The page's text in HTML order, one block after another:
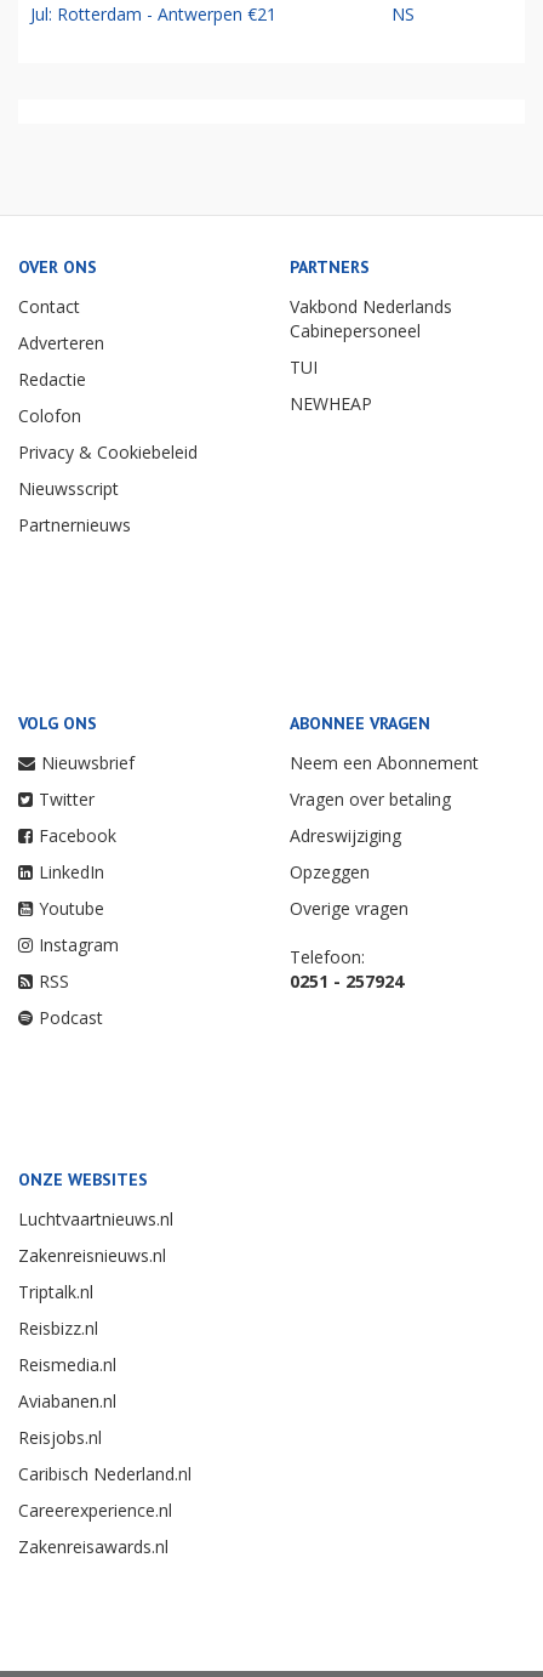
Jul: Rotterdam - Antwerpen €21 NS
OVER ONS
Contact
Adverteren
Redactie
Colofon
Privacy & Cookiebeleid
Nieuwsscript
Partnernieuws
PARTNERS
Vakbond Nederlands
Cabinepersoneel
TUI
NEWHEAP
VOLG ONS
Nieuwsbrief
Twitter
Facebook
LinkedIn
Youtube
Instagram
RSS
Podcast
ABONNEE VRAGEN
Neem een Abonnement
Vragen over betaling
Adreswijziging
Opzeggen
Overige vragen
Telefoon:
0251 - 257924
ONZE WEBSITES
Luchtvaartnieuws.nl
Zakenreisnieuws.nl
Triptalk.nl
Reisbizz.nl
Reismedia.nl
Aviabanen.nl
Reisjobs.nl
Caribisch Nederland.nl
Careerexperience.nl
Zakenreisawards.nl